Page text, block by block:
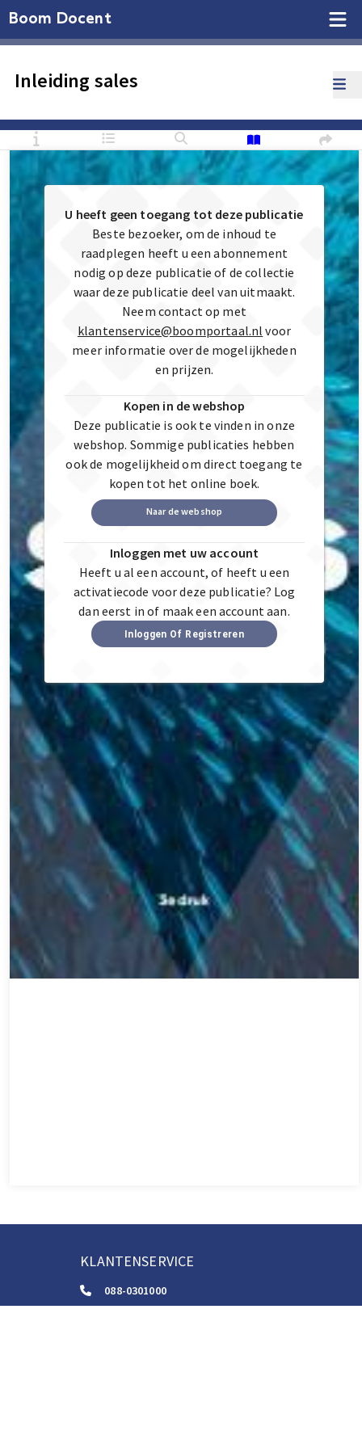
Boom Docent
Inleiding sales
U heeft geen toegang tot deze publicatie
Beste bezoeker, om de inhoud te
raadplegen heeft u een abonnement
nodig op deze publicatie of de collectie
waar deze publicatie deel van uitmaakt.
Neem contact op met
klantenservice@boomportaal.nl voor
meer informatie over de mogelijkheden
en prijzen.
Kopen in de webshop
Deze publicatie is ook te vinden in onze
webshop. Sommige publicaties hebben
ook de mogelijkheid om direct toegang te
kopen tot het online boek.
Naar de webshop
Inloggen met uw account
Heeft u al een account, of heeft u een
activatiecode voor deze publicatie? Log
dan eerst in of maak een account aan.
Inloggen Of Registreren
KLANTENSERVICE
088-0301000